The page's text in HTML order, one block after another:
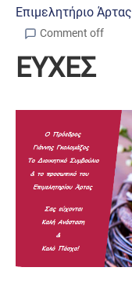
Επιμελητήριο Άρτας
Comment off
ΕΥΧΕΣ